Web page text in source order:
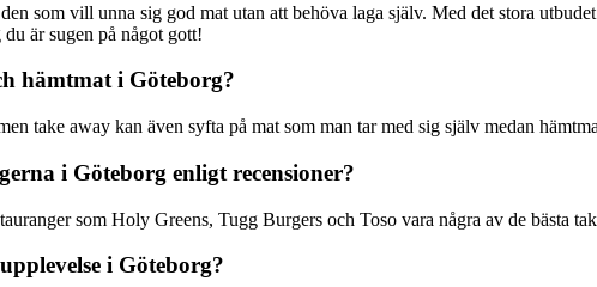
som vill unna sig god mat utan att behöva laga själv. Med det stora
är sugen på något gott!
hämtmat i Göteborg?
take away kan även syfta på mat som man tar med sig själv medan
i Göteborg enligt recensioner?
som Holy Greens, Tugg Burgers och Toso vara några av de bästa
i Göteborg?